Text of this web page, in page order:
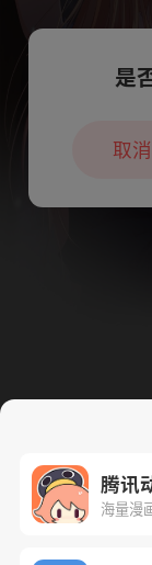
腾讯
海量漫
本章
是
取消